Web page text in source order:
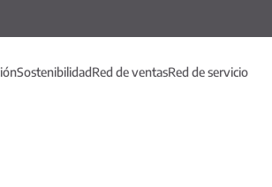
SostenibilidadRed de ventasRed de servicio